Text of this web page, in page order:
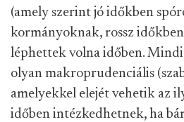
(amely szerint jó időkben
kormányoknak, rossz
léphettek volna időben.
olyan makroprudenciális
amelyekkel elejét vehetik az
időben intézkedhetnek, ha